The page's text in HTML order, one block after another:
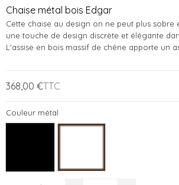
Chaise métal bois Edgar
Cette chaise au design on ne peut plus sobre
une touche de design discrète et élégante
L'assise en bois massif de chêne apporte un
368,00 €TTC
Couleur métal